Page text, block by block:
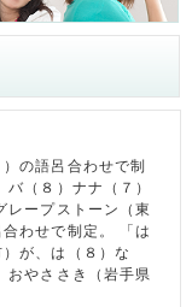
の語呂合わせで制
（８）ナナ（７）
レープストーン（東
わせで制定。 「は
が、は（８）な
おやささき（岩手県